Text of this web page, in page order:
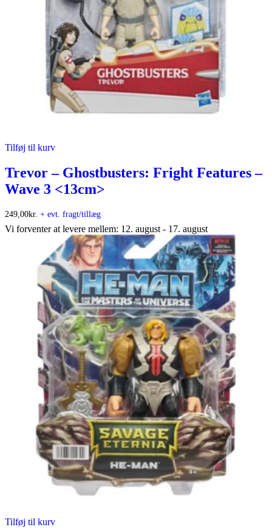
Tilføj til kurv
Trevor – Ghostbusters: Fright Features –
Wave 3 <13cm>
249,00kr. + evt. fragt/tillæg
Vi forventer at levere mellem: 12. august - 17. august
Tilføj til kurv